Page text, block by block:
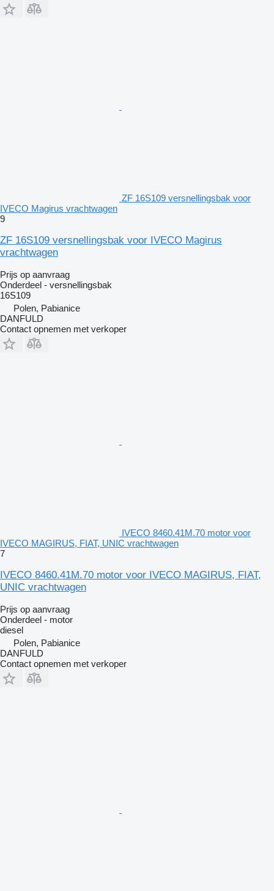
ZF 16S109 versnellingsbak voor
IVECO Magirus vrachtwagen
9
ZF 16S109 versnellingsbak voor IVECO Magirus
vrachtwagen
Prijs op aanvraag
Onderdeel - versnellingsbak
16S109
Polen, Pabianice
DANFULD
Contact opnemen met verkoper
IVECO 8460.41M.70 motor voor
IVECO MAGIRUS, FIAT, UNIC vrachtwagen
7
IVECO 8460.41M.70 motor voor IVECO MAGIRUS, FIAT,
UNIC vrachtwagen
Prijs op aanvraag
Onderdeel - motor
diesel
Polen, Pabianice
DANFULD
Contact opnemen met verkoper